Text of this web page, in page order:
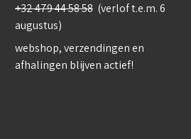
+32 479 44 58 58 (verlof t.e.m. 6
augustus)
webshop, verzendingen en
afhalingen blijven actief!